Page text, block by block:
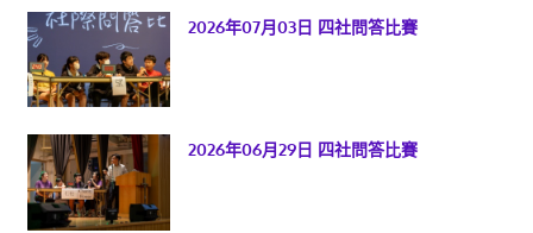
2026年07月03日 四社問答比賽
2026年06月29日 四社問答比賽